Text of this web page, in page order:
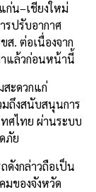
ก่น–เชียงใหม่
รปรับอากาศ
. ต่อเนื่องจาก
แล้วก่อนหน้านี้
สะดวกแก่
มถึงสนับสนุนการ
ศไทย ผ่านระบบ
ภัย
ดังกล่าวถือเป็น
ของจังหวัด